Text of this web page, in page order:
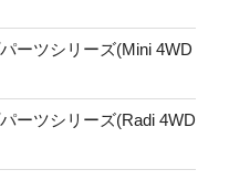
ーツシリーズ(Mini 4WD
ーツシリーズ(Radi 4WD